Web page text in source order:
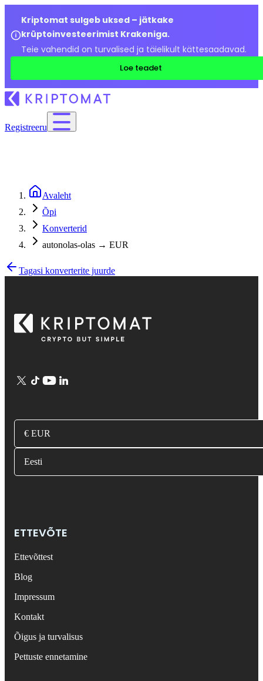
Kriptomat sulgeb uksed – jätkake
krüptoinvesteerimist Krakeniga.
Teie vahendid on turvalised ja täielikult kättesaadavad.
Loe teadet
Registreeru
Avaleht
Õpi
Konverterid
autonolas-olas → EUR
Tagasi konverterite juurde
€ EUR
Eesti
ETTEVÕTE
Ettevõttest
Blog
Impressum
Kontakt
Õigus ja turvalisus
Pettuste ennetamine